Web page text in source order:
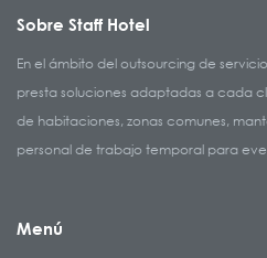
Sobre Staff Hotel
En el ámbito del outsourcing de
presta soluciones adaptadas a cada
de habitaciones, zonas comunes,
personal de trabajo temporal para
Menú